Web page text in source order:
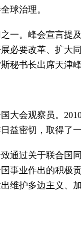
球治理。
一。峰会宣言提
必要改革、扩大
秘书长出席天津
大会观察员。
益密切，取得了
通过关于联合国
事业作出的积极
维护多边主义、